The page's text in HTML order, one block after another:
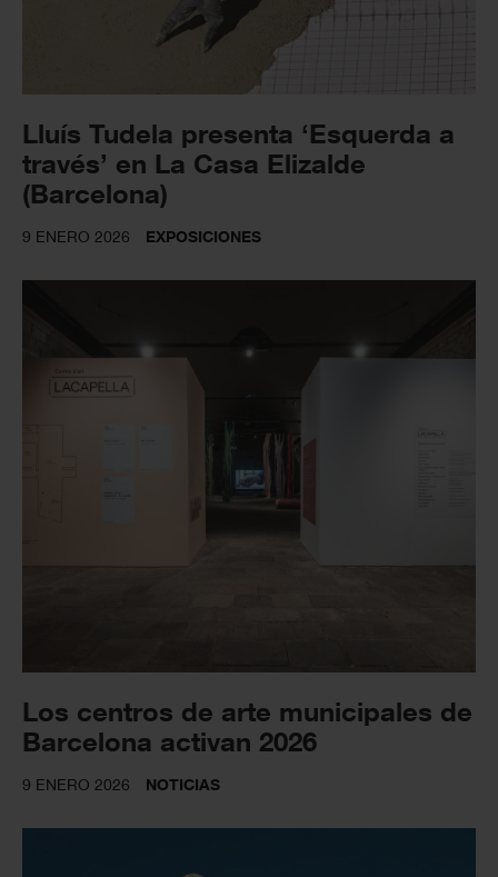
Lluís Tudela presenta ‘Esquerda a
través’ en La Casa Elizalde
(Barcelona)
9 ENERO 2026 EXPOSICIONES
Los centros de arte municipales de
Barcelona activan 2026
9 ENERO 2026 NOTICIAS